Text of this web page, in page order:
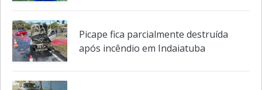
Picape fica parcialmente destruída
após incêndio em Indaiatuba